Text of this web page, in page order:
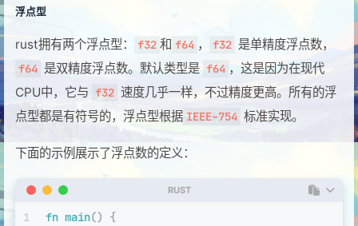
浮点型
rust拥有两个浮点型： f32 和 f64 ， f32 是单精度浮点数，
f64 是双精度浮点数。默认类型是 f64 ，这是因为在现代
CPU中，它与 f32 速度几乎一样，不过精度更高。所有的浮
点型都是有符号的，浮点型根据 IEEE-754 标准实现。
下面的示例展示了浮点数的定义：
RUST
1
fn main() {